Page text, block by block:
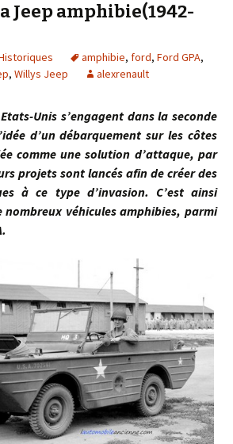
Jeep amphibie(1942-
amphibie, ford, Ford GPA,
, Willys Jeep alexrenault
Unis s’engagent dans la seconde
d’un débarquement sur les côtes
comme une solution d’attaque, par
projets sont lancés afin de créer des
à ce type d’invasion. C’est ainsi
nombreux véhicules amphibies, parmi